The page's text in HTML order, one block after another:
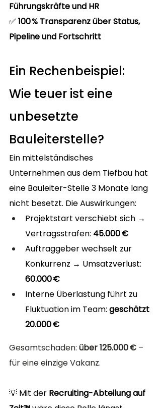
Führungskräfte und HR
✅ 100 % Transparenz über Status,
Pipeline und Fortschritt
Ein Rechenbeispiel:
Wie teuer ist eine
unbesetzte
Bauleiterstelle?
Ein mittelständisches
Unternehmen aus dem Tiefbau hat
eine Bauleiter-Stelle 3 Monate lang
nicht besetzt. Die Auswirkungen:
Projektstart verschiebt sich →
Vertragsstrafen: 45.000 €
Auftraggeber wechselt zur
Konkurrenz → Umsatzverlust:
60.000 €
Interne Überlastung führt zu
Fluktuation im Team: geschätzt
20.000 €
Gesamtschaden: über 125.000 € –
für eine einzige Vakanz.
💡 Mit der Recruiting-Abteilung auf